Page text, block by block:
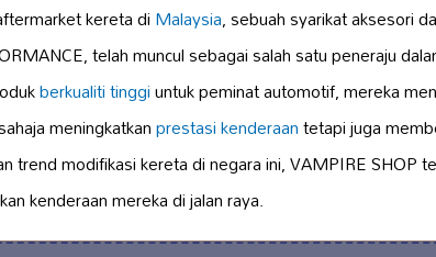
kereta diMalaysia, sebuah syarikat aksesori
telah muncul sebagai salah satu peneraju
berkualiti tinggiuntuk peminat automotif, mereka
meningkatkanprestasi kenderaantetapi juga
trend modifikasi kereta di negara ini, VAMPIRE SHOP
kenderaan mereka di jalan raya.